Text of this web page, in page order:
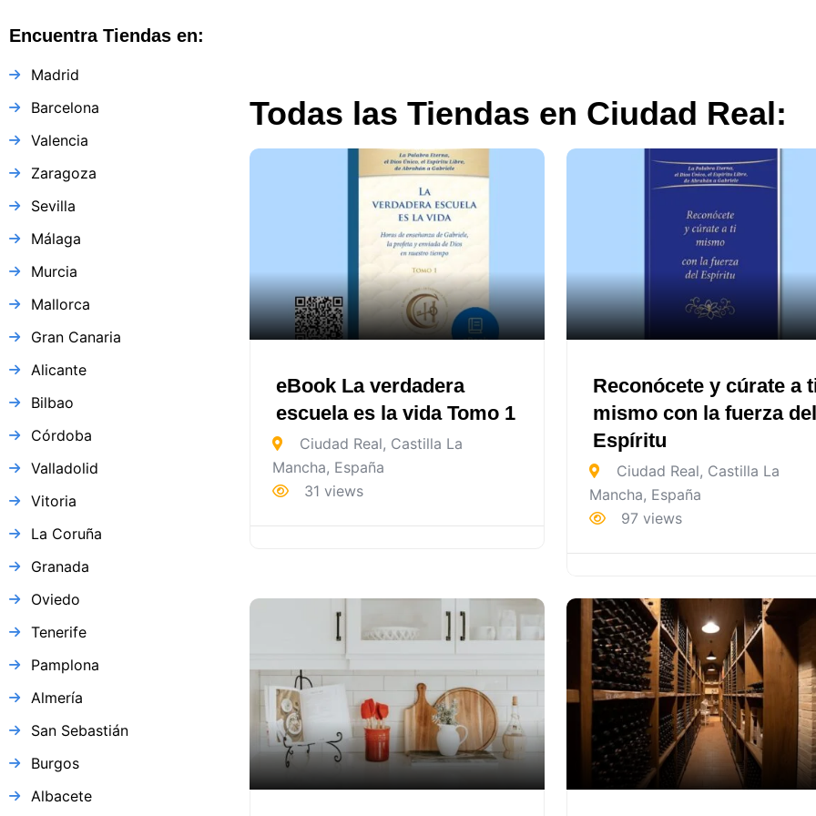
Encuentra Tiendas en:
Madrid
Barcelona
Valencia
Zaragoza
Sevilla
Málaga
Murcia
Mallorca
Gran Canaria
Alicante
Bilbao
Córdoba
Valladolid
Vitoria
La Coruña
Granada
Oviedo
Tenerife
Pamplona
Almería
San Sebastián
Burgos
Albacete
Todas las Tiendas en Ciudad Real:
eBook La verdadera
escuela es la vida Tomo 1
Ciudad Real, Castilla La
Mancha, España
31 views
Reconócete y cúrate a
mismo con la fuerza del
Espíritu
Ciudad Real, Castilla La
Mancha, España
97 views